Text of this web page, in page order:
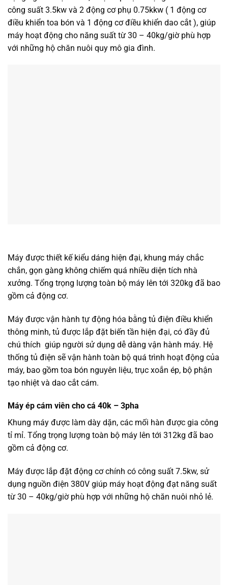
công suất 3.5kw và 2 động cơ phụ 0.75kkw ( 1 động cơ
điều khiển toa bón và 1 động cơ điều khiển dao cắt ), giúp
máy hoạt động cho năng suất từ 30 – 40kg/giờ phù hợp
với những hộ chăn nuôi quy mô gia đình.
Máy được thiết kế kiểu dáng hiện đại, khung máy chắc
chắn, gọn gàng không chiếm quá nhiều diện tích nhà
xưởng. Tổng trọng lượng toàn bộ máy lên tới 320kg đã bao
gồm cả động cơ.
Máy được vận hành tự động hóa bằng tủ điện điều khiển
thông minh, tủ được lắp đặt biến tần hiện đại, có đầy đủ
chú thích giúp người sử dụng dễ dàng vận hành máy. Hệ
thống tủ điện sẽ vận hành toàn bộ quá trình hoạt động của
máy, bao gồm toa bón nguyên liệu, trục xoắn ép, bộ phận
tạo nhiệt và dao cắt cám.
Máy ép cám viên cho cá 40k – 3pha
Khung máy được làm dày dặn, các mối hàn được gia công
tỉ mỉ. Tổng trọng lượng toàn bộ máy lên tới 312kg đã bao
gồm cả động cơ.
Máy được lắp đặt động cơ chính có công suất 7.5kw, sử
dụng nguồn điện 380V giúp máy hoạt động đạt năng suất
từ 30 – 40kg/giờ phù hợp với những hộ chăn nuôi nhỏ lẻ.